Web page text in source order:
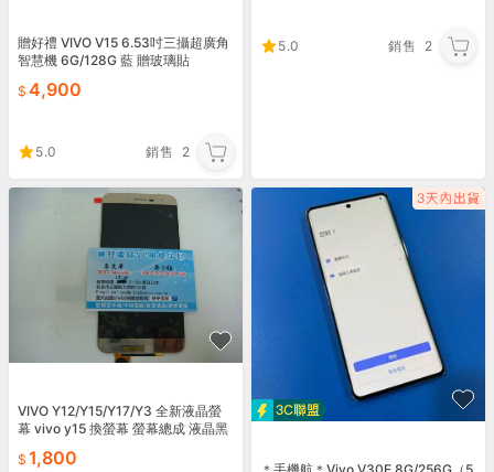
贈好禮 VIVO V15 6.53吋三攝超廣角
智慧機 6G/128G 藍 贈玻璃貼
4,900
5.0 銷售 2
5.0 銷售 2
VIVO Y12/Y15/Y17/Y3 全新液晶螢
幕 vivo y15 換螢幕 螢幕總成 液晶黑
1,800